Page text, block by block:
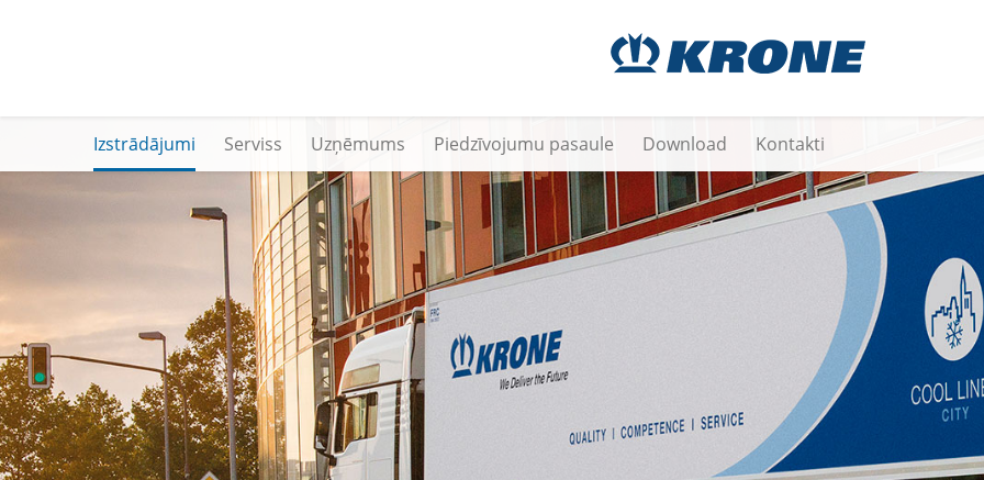
Izstrādājumi Serviss Uzņēmums Piedzīvojumu pasaule Download Kontakti